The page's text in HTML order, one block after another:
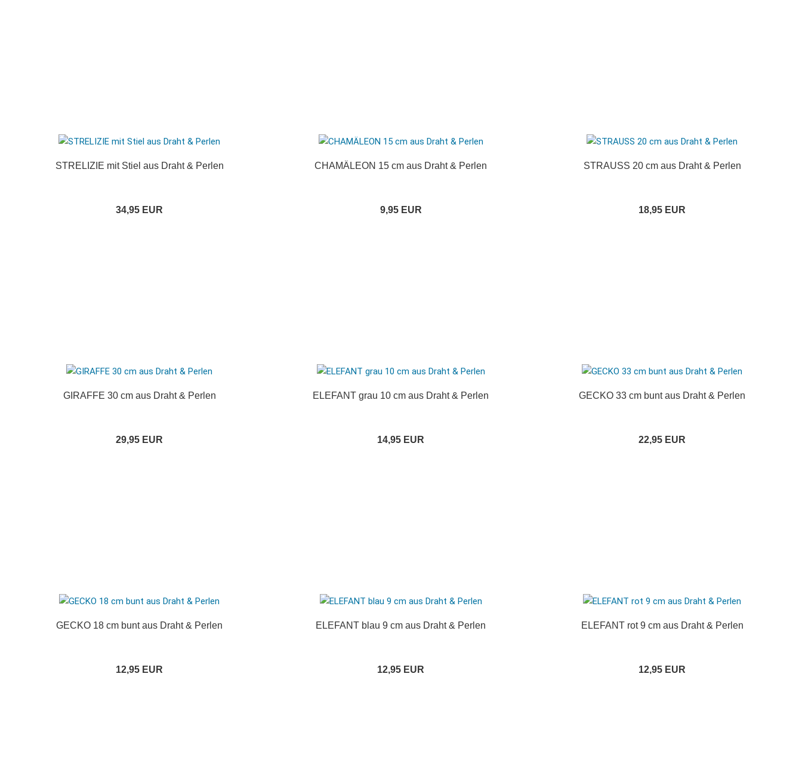
STRELIZIE mit Stiel aus Draht & Perlen
34,95 EUR
CHAMÄLEON 15 cm aus Draht & Perlen
9,95 EUR
STRAUSS 20 cm aus Draht & Perlen
18,95 EUR
GIRAFFE 30 cm aus Draht & Perlen
29,95 EUR
ELEFANT grau 10 cm aus Draht & Perlen
14,95 EUR
GECKO 33 cm bunt aus Draht & Perlen
22,95 EUR
GECKO 18 cm bunt aus Draht & Perlen
12,95 EUR
ELEFANT blau 9 cm aus Draht & Perlen
12,95 EUR
ELEFANT rot 9 cm aus Draht & Perlen
12,95 EUR